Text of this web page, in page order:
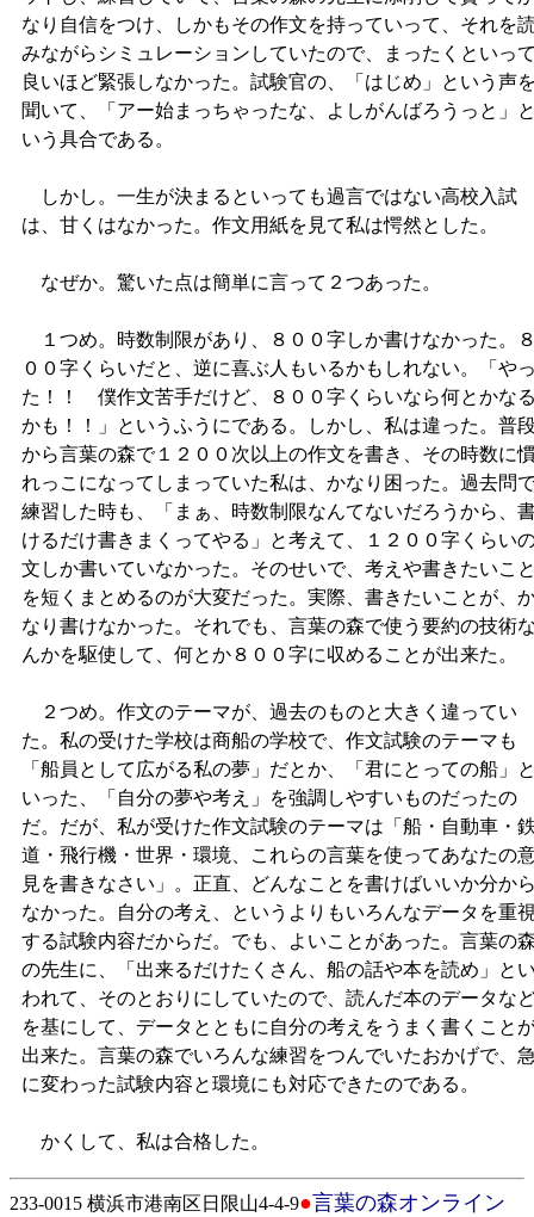
なり自信をつけ、しかもその作文を持っていって、それを
みながらシミュレーションしていたので、まったくといっ
良いほど緊張しなかった。試験官の、「はじめ」という声
聞いて、「アー始まっちゃったな、よしがんばろうっと」
いう具合である。
しかし。一生が決まるといっても過言ではない高校入試
は、甘くはなかった。作文用紙を見て私は愕然とした。
なぜか。驚いた点は簡単に言って２つあった。
１つめ。時数制限があり、８００字しか書けなかった。
００字くらいだと、逆に喜ぶ人もいるかもしれない。「や
た！！ 僕作文苦手だけど、８００字くらいなら何とかな
かも！！」というふうにである。しかし、私は違った。普
から言葉の森で１２００次以上の作文を書き、その時数に
れっこになってしまっていた私は、かなり困った。過去問
練習した時も、「まぁ、時数制限なんてないだろうから、
けるだけ書きまくってやる」と考えて、１２００字くらい
文しか書いていなかった。そのせいで、考えや書きたいこ
を短くまとめるのが大変だった。実際、書きたいことが、
なり書けなかった。それでも、言葉の森で使う要約の技術
んかを駆使して、何とか８００字に収めることが出来た。
２つめ。作文のテーマが、過去のものと大きく違ってい
た。私の受けた学校は商船の学校で、作文試験のテーマも
「船員として広がる私の夢」だとか、「君にとっての船」
いった、「自分の夢や考え」を強調しやすいものだったの
だ。だが、私が受けた作文試験のテーマは「船・自動車・
道・飛行機・世界・環境、これらの言葉を使ってあなたの
見を書きなさい」。正直、どんなことを書けばいいか分か
なかった。自分の考え、というよりもいろんなデータを重
する試験内容だからだ。でも、よいことがあった。言葉の
の先生に、「出来るだけたくさん、船の話や本を読め」と
われて、そのとおりにしていたので、読んだ本のデータな
を基にして、データとともに自分の考えをうまく書くこと
出来た。言葉の森でいろんな練習をつんでいたおかげで、
に変わった試験内容と環境にも対応できたのである。
かくして、私は合格した。
233-0015 横浜市港南区日限山4-4-9●言葉の森オンライン